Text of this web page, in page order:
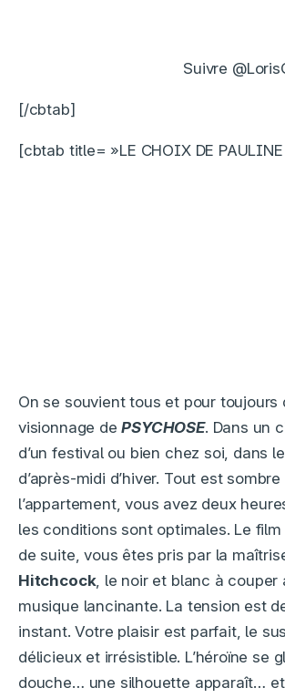
Suivre
[/cbtab]
[cbtab title= »LE CHOIX DE PAULINE
On se souvient tous et pour toujours
visionnage dePSYCHOSE. Dans un
d’un festival ou bien chez soi, dans
d’après-midi d’hiver. Tout est sombre
l’appartement, vous avez deux
les conditions sont optimales. Le
de suite, vous êtes pris par la
Hitchcock, le noir et blanc à couper
musique lancinante. La tension est
instant. Votre plaisir est parfait, le
délicieux et irrésistible. L’héroïne se
douche… une silhouette apparaît…